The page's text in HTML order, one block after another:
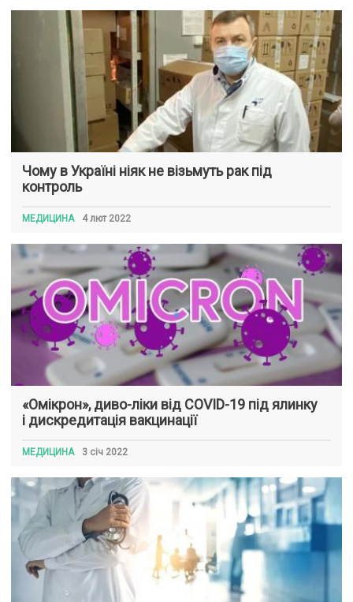
Чому в Україні ніяк не візьмуть рак під
контроль
МЕДИЦИНА 4 лют 2022
«Омікрон», диво-ліки від COVID-19 під ялинку
і дискредитація вакцинації
МЕДИЦИНА 3 січ 2022